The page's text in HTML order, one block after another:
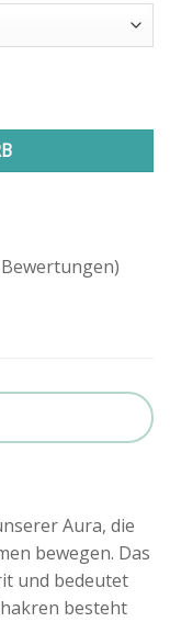
Aura, die
bewegen. Das
und bedeutet
besteht